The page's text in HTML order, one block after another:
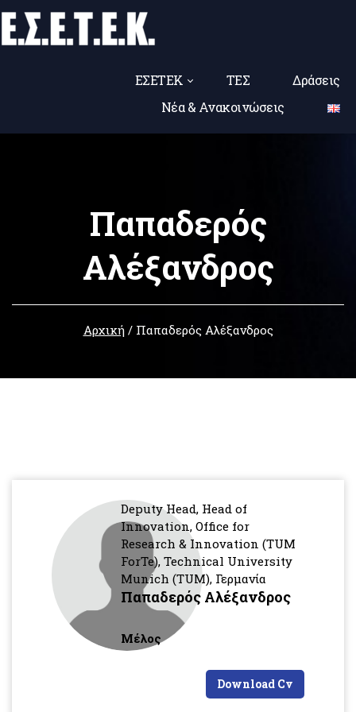
ΕΣΕΤΕΚ ΤΕΣ
Δράσεις
Νέα & Ανακοινώσεις
Παπαδερός
Αλέξανδρος
Αρχική/ Παπαδερός Αλέξανδρος
Deputy Head, Head of
Innovation, Office for
Research & Innovation (TUM
ForTe), Technical University
Munich (TUM), Γερμανία
Παπαδερός Αλέξανδρος
Μέλος
Download Cv